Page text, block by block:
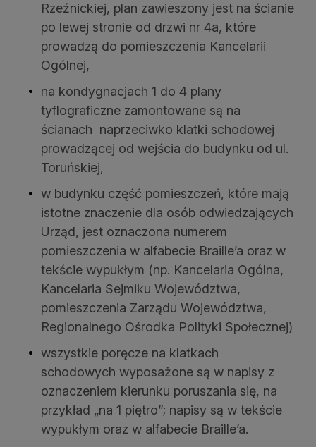
Rzeźnickiej, plan zawieszony jest na ścianie
po lewej stronie od drzwi nr 4a, które
prowadzą do pomieszczenia Kancelarii
Ogólnej,
na kondygnacjach 1 do 4 plany
tyflograficzne zamontowane są na
ścianach naprzeciwko klatki schodowej
prowadzącej od wejścia do budynku od ul.
Toruńskiej,
w budynku część pomieszczeń, które mają
istotne znaczenie dla osób odwiedzających
Urząd, jest oznaczona numerem
pomieszczenia w alfabecie Braille’a oraz w
tekście wypukłym (np. Kancelaria Ogólna,
Kancelaria Sejmiku Województwa,
pomieszczenia Zarządu Województwa,
Regionalnego Ośrodka Polityki Społecznej)
wszystkie poręcze na klatkach
schodowych wyposażone są w napisy z
oznaczeniem kierunku poruszania się, na
przykład „na 1 piętro”; napisy są w tekście
wypukłym oraz w alfabecie Braille’a.